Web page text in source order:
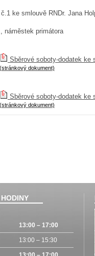
ke smlouvě RNDr. Jana
náměstek primátora
Sběrové soboty-dodatek ke
(stránkový dokument)
Sběrové soboty-dodatek ke
(stránkový dokument)
13:00 – 17:00
13:00 – 15:30